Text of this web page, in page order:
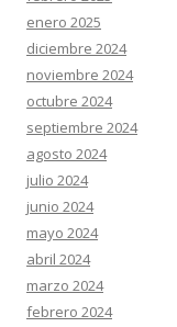
enero 2025
diciembre 2024
noviembre 2024
octubre 2024
septiembre 2024
agosto 2024
julio 2024
junio 2024
mayo 2024
abril 2024
marzo 2024
febrero 2024